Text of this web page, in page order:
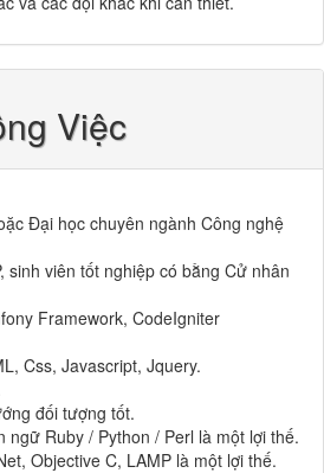
Việc
Đại học chuyên ngành Công nghệ
sinh viên tốt nghiệp có bằng Cử nhân
Framework, CodeIgniter
Css, Javascript, Jquery.
đối tượng tốt.
ngữ Ruby / Python / Perl là một lợi thế.
Objective C, LAMP là một lợi thế.